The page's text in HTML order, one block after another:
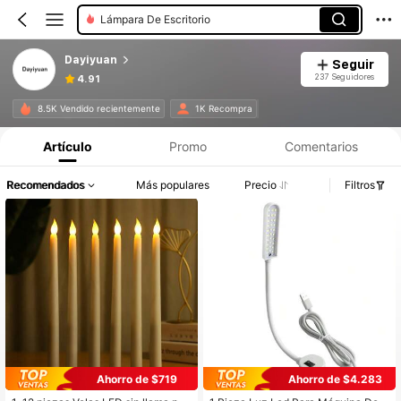
Lámpara De Escritorio
Dayiyuan
4.91
Seguir
237 Seguidores
8.5K Vendido recientemente 1K Recompra
Artículo Promo Comentarios
Recomendados Más populares Precio Filtros
Ahorro de $719
Ahorro de $4.283